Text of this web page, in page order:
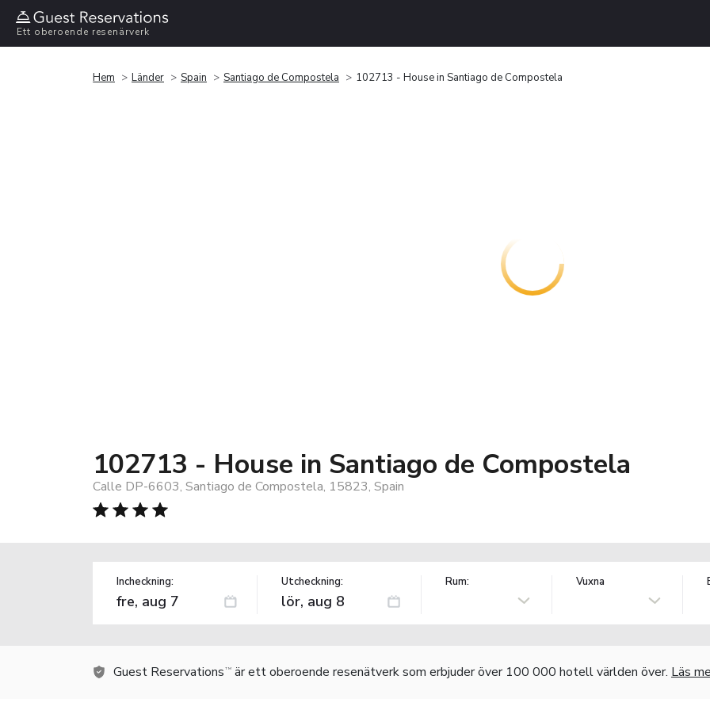
Ett oberoende resenärverk
Hem Länder Spain Santiago de Compostela 102713 - House in Santiago de Compostela
102713 - House in Santiago de Compostela
Calle DP-6603, Santiago de Compostela, 15823, Spain
Incheckning: Utcheckning: Rum: Vuxna
Guest Reservations TM är ett oberoende resenätverk som erbjuder över 100 000 hotell världen över. Läs